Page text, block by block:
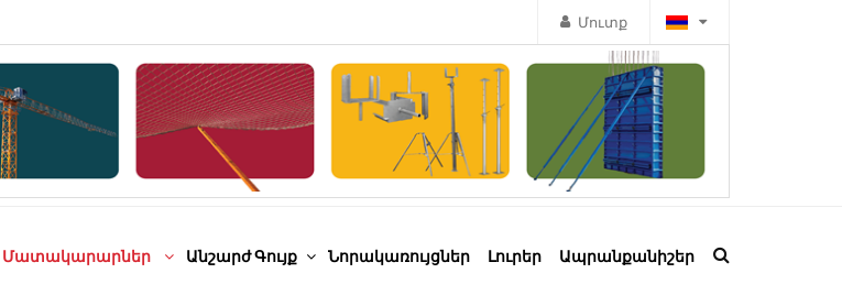
Մուտք
Մատակարարներ Անշարժ Գույք Նորակառույցներ Լուրեր Ապրանքանիշեր